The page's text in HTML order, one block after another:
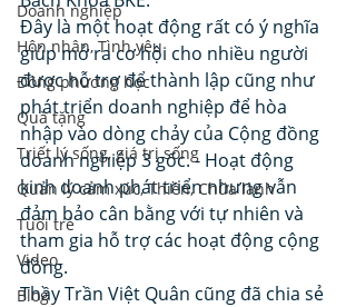
Doanh nghiệp
Hôn nhân, Tình yêu
Đông phương học
Quà tặng
Triết lý sống, giá trị sống
Quản lý cảm xúc, Thiền, Chữa lành
Tuổi trẻ
Video
Blog
Đây là một hoạt động rất có ý nghĩa
giúp mở ra cơ hội cho nhiều người
được hỗ trợ để thành lập cũng như
phát triển doanh nghiệp để hòa
nhập vào dòng chảy của Cộng đồng
doanh nghiệp 3 gốc. - Hoạt động
kinh doanh phát triển nhưng vẫn
đảm bảo cân bằng với tự nhiên và
tham gia hỗ trợ các hoạt động cộng
đồng.
Thầy Trần Việt Quân cũng đã chia sẻ